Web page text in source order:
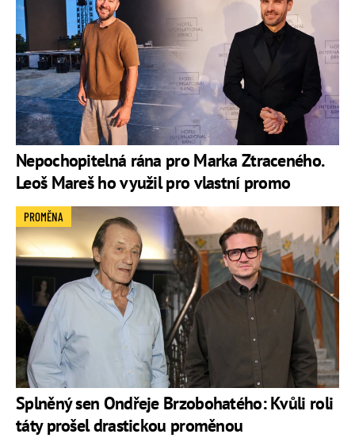
Nepochopitelná rána pro Marka Ztraceného.
Leoš Mareš ho využil pro vlastní promo
Splněný sen Ondřeje Brzobohatého: Kvůli roli
táty prošel drastickou proměnou
PROMĚNA